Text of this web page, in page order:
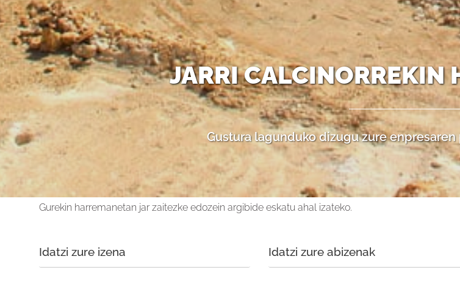
JARRI CALCINORREKIN
Gustura lagunduko dizugu zure
Gurekin harremanetan jar zaitezke edozein argibide eskatu ahal izateko.